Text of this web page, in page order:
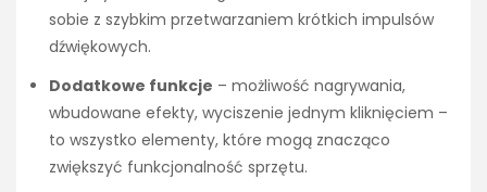
sobie z szybkim przetwarzaniem krótkich impulsów
dźwiękowych.
Dodatkowe funkcje – możliwość nagrywania,
wbudowane efekty, wyciszenie jednym kliknięciem –
to wszystko elementy, które mogą znacząco
zwiększyć funkcjonalność sprzętu.